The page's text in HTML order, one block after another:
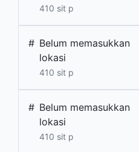
410 sit p
# Belum memasukkan
lokasi
410 sit p
# Belum memasukkan
lokasi
410 sit p